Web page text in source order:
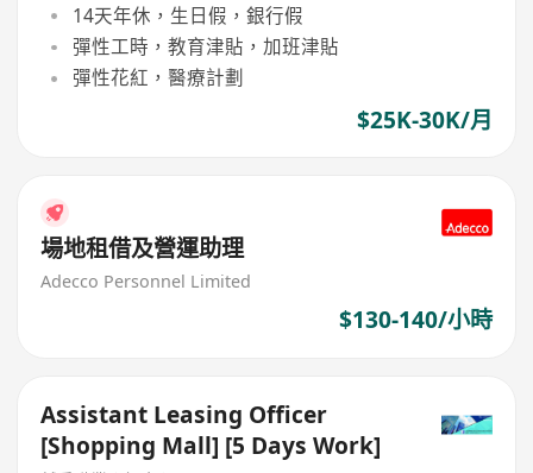
14天年休，生日假，銀行假
彈性工時，教育津貼，加班津貼
彈性花紅，醫療計劃
$25K-30K/月
場地租借及營運助理
Adecco Personnel Limited
$130-140/小時
Assistant Leasing Officer
[Shopping Mall] [5 Days Work]